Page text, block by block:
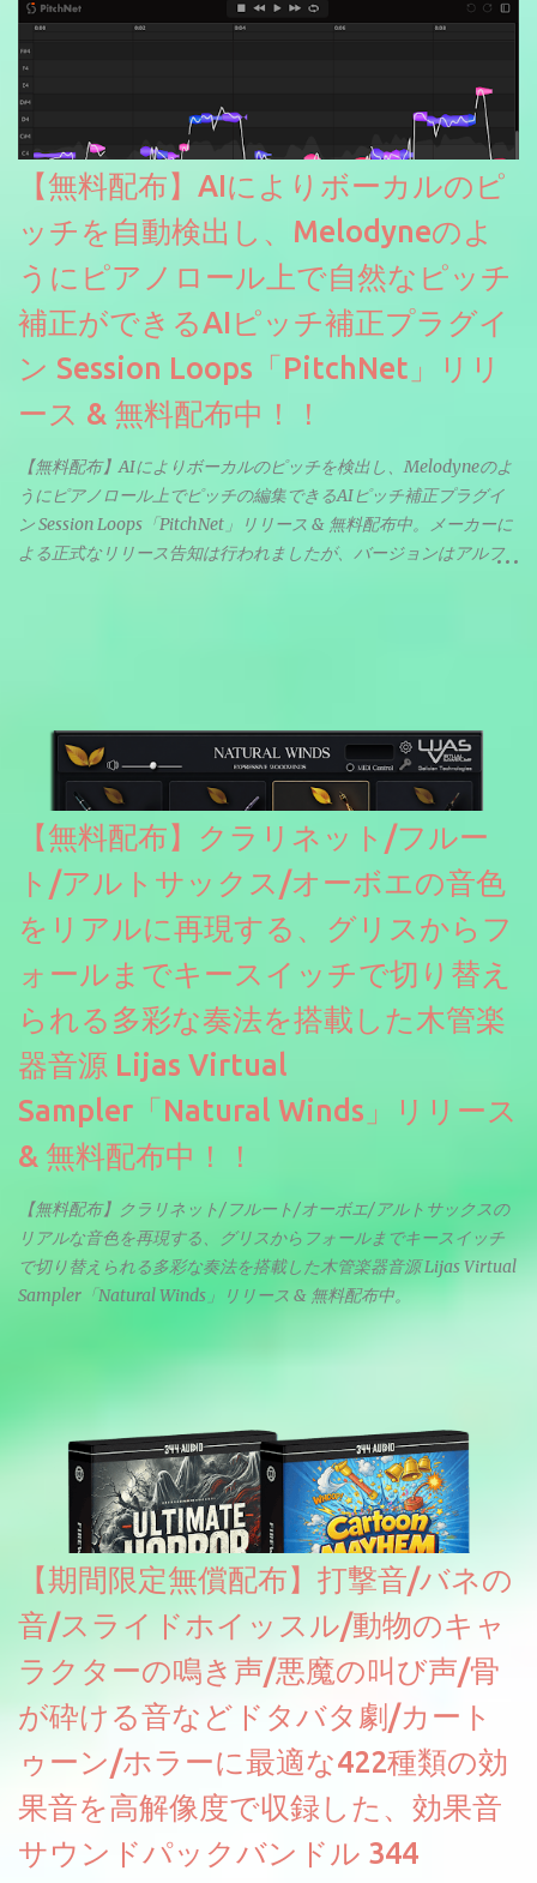
【無料配布】AIによりボーカルのピ
ッチを自動検出し、Melodyneのよ
うにピアノロール上で自然なピッチ
補正ができるAIピッチ補正プラグイ
ン Session Loops「PitchNet」リリ
ース & 無料配布中！！
【無料配布】AIによりボーカルのピッチを検出し、Melodyneのよ
うにピアノロール上でピッチの編集できるAIピッチ補正プラグイ
ン Session Loops「PitchNet」リリース & 無料配布中。メーカーに
よる正式なリリース告知は行われましたが、バージョンはアルフ
ソースを元に設計・改良した製品のようです。
【無料配布】クラリネット/フルー
ト/アルトサックス/オーボエの音色
をリアルに再現する、グリスからフ
ォールまでキースイッチで切り替え
られる多彩な奏法を搭載した木管楽
器音源 Lijas Virtual
Sampler「Natural Winds」リリース
& 無料配布中！！
【無料配布】クラリネット/フルート/オーボエ/アルトサックスの
リアルな音色を再現する、グリスからフォールまでキースイッチ
で切り替えられる多彩な奏法を搭載した木管楽器音源 Lijas Virtual
Sampler「Natural Winds」リリース & 無料配布中。
【期間限定無償配布】打撃音/バネの
音/スライドホイッスル/動物のキャ
ラクターの鳴き声/悪魔の叫び声/骨
が砕ける音などドタバタ劇/カート
ゥーン/ホラーに最適な422種類の効
果音を高解像度で収録した、効果音
サウンドパックバンドル 344